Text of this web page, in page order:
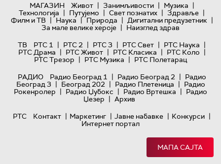
МАГАЗИН
Живот | Занимљивости | Музика |
Технологијa | Путујемо | Свет познатих | Здравље |
Филм и ТВ | Наука | Природа | Дигитални предузетник |
За мале велике хероје | Наизглед здрав
ТВ
РТС 1 | РТС 2 | РТС 3 | РТС Свет | РТС Наука |
РТС Драма | РТС Живот | РТС Класика | РТС Коло |
РТС Трезор | РТС Музика | РТС Полетарац
РАДИО
Радио Београд 1 | Радио Београд 2 | Радио
Београд 3 | Београд 202 | Радио Плетеница | Радио
Рокенролер | Радио Џубокс | Радио Вртешка | Радио
Џезер | Архив
РТС
Контакт | Маркетинг | Јавне набавке | Конкурси |
Интернет портал
МАПА САЈТА